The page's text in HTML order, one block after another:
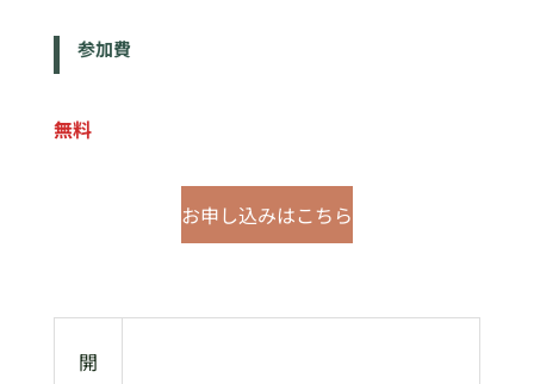
参加費
無料
お申し込みはこちら
開